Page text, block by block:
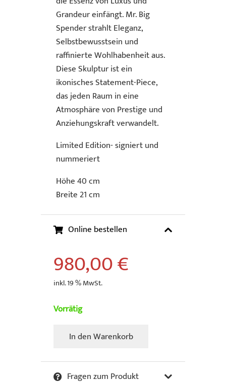
Grandeur einfängt. Mr. Big
Spender strahlt Eleganz,
Selbstbewusstsein und
raffinierte Wohlhabenheit aus.
Diese Skulptur ist ein
ikonisches Statement-Piece,
das jeden Raum in eine
Atmosphäre von Prestige und
Anziehungskraft verwandelt.
Limited Edition- signiert und
nummeriert
Höhe 40 cm
Breite 21 cm
Online bestellen
980,00€
inkl. 19 % MwSt.
Vorrätig
Johansson,
-
In den Warenkorb
Fragen zum Produkt